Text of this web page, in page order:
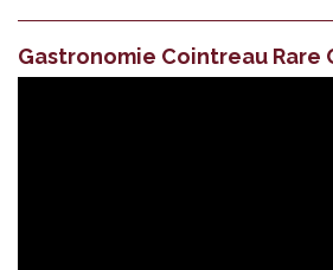
Gastronomie Cointreau Rare